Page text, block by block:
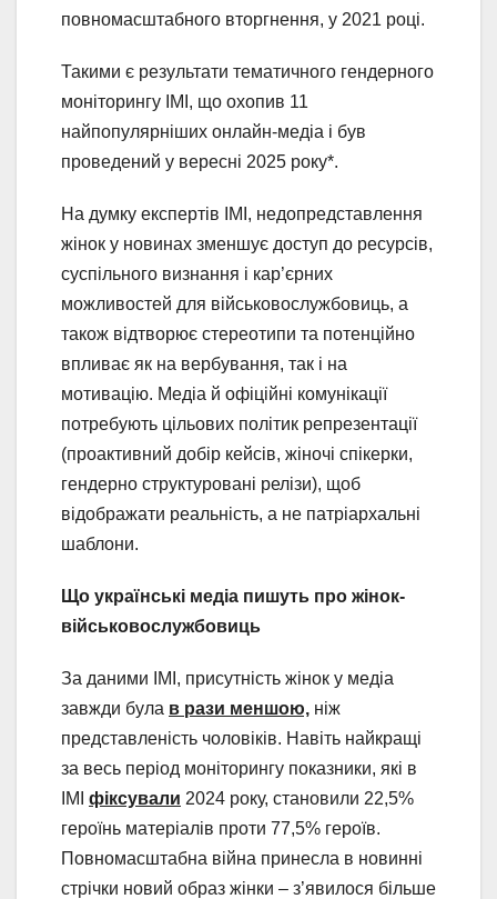
повномасштабного вторгнення, у 2021 році.
Такими є результати тематичного гендерного
моніторингу ІМІ, що охопив 11
найпопулярніших онлайн-медіа і був
проведений у вересні 2025 року*.
На думку експертів ІМІ, недопредставлення
жінок у новинах зменшує доступ до ресурсів,
суспільного визнання і кар’єрних
можливостей для військовослужбовиць, а
також відтворює стереотипи та потенційно
впливає як на вербування, так і на
мотивацію. Медіа й офіційні комунікації
потребують цільових політик репрезентації
(проактивний добір кейсів, жіночі спікерки,
гендерно структуровані релізи), щоб
відображати реальність, а не патріархальні
шаблони.
Що українські медіа пишуть про жінок-
військовослужбовиць
За даними ІМІ, присутність жінок у медіа
завжди була в рази меншою, ніж
представленість чоловіків. Навіть найкращі
за весь період моніторингу показники, які в
ІМІ фіксували 2024 року, становили 22,5%
героїнь матеріалів проти 77,5% героїв.
Повномасштабна війна принесла в новинні
стрічки новий образ жінки – з’явилося більше